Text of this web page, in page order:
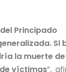
Principado
Si
la muerte de
víctimas”,